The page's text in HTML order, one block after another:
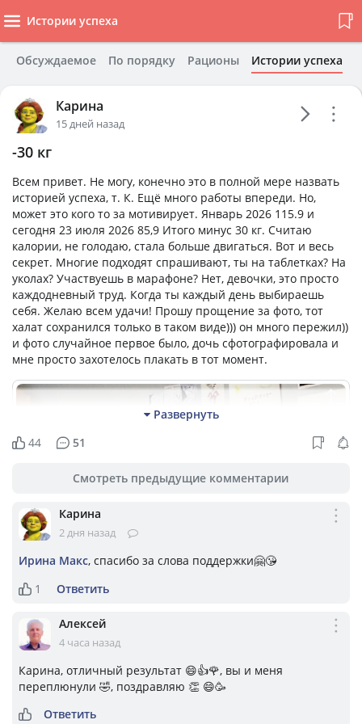
Истории успеха
Обсуждаемое По порядку Рационы Истории успеха
Карина
15 дней назад
-30 кг
Всем привет. Не могу, конечно это в полной мере назвать
историей успеха, т. К. Ещё много работы впереди. Но,
может это кого то за мотивирует. Январь 2026 115.9 и
сегодня 23 июля 2026 85,9 Итого минус 30 кг. Считаю
калории, не голодаю, стала больше двигаться. Вот и весь
секрет. Многие подходят спрашивают, ты на таблетках? На
уколах? Участвуешь в марафоне? Нет, девочки, это просто
каждодневный труд. Когда ты каждый день выбираешь
себя. Желаю всем удачи! Прошу прощение за фото, тот
халат сохранился только в таком виде))) он много пережил))
и фото случайное первое было, дочь сфотографировала и
мне просто захотелось плакать в тот момент.
Развернуть
44
51
Смотреть предыдущие комментарии
Карина
2 дня назад
Ирина Макс, спасибо за слова поддержки🤗😘
1
Ответить
Алексей
4 часа назад
Карина, отличный результат 😄👍🌹, вы и меня
переплюнули 🤣, поздравляю 👏 😄🥳
Ответить